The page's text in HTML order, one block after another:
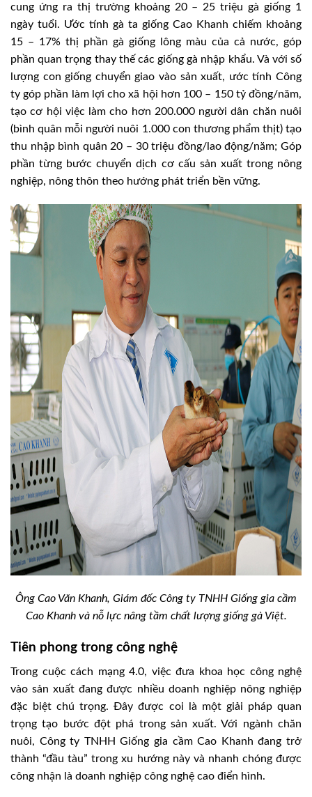
cung ứng ra thị trường khoảng 20 – 25 triệu gà giống 1
ngày tuổi. Ước tính gà ta giống Cao Khanh chiếm khoảng
15 – 17% thị phần gà giống lông màu của cả nước, góp
phần quan trọng thay thế các giống gà nhập khẩu. Và với số
lượng con giống chuyển giao vào sản xuất, ước tính Công
ty góp phần làm lợi cho xã hội hơn 100 – 150 tỷ đồng/năm,
tạo cơ hội việc làm cho hơn 200.000 người dân chăn nuôi
(bình quân mỗi người nuôi 1.000 con thương phẩm thịt) tạo
thu nhập bình quân 20 – 30 triệu đồng/lao động/năm; Góp
phần từng bước chuyển dịch cơ cấu sản xuất trong nông
nghiệp, nông thôn theo hướng phát triển bền vững.
Ông Cao Văn Khanh, Giám đốc Công ty TNHH Giống gia cầm
Cao Khanh và nỗ lực nâng tầm chất lượng giống gà Việt.
Tiên phong trong công nghệ
Trong cuộc cách mạng 4.0, việc đưa khoa học công nghệ
vào sản xuất đang được nhiều doanh nghiệp nông nghiệp
đặc biệt chú trọng. Đây được coi là một giải pháp quan
trọng tạo bước đột phá trong sản xuất. Với ngành chăn
nuôi, Công ty TNHH Giống gia cầm Cao Khanh đang trở
thành “đầu tàu” trong xu hướng này và nhanh chóng được
công nhận là doanh nghiệp công nghệ cao điển hình.